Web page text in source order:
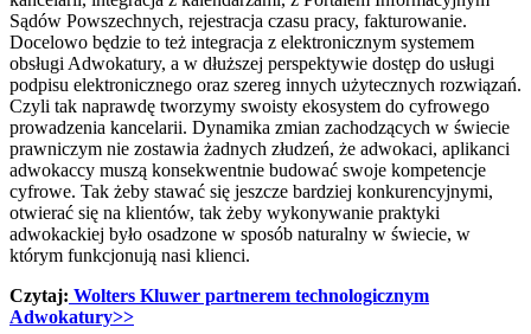
Sądów Powszechnych, rejestracja czasu pracy, fakturowanie.
Docelowo będzie to też integracja z elektronicznym systemem
obsługi Adwokatury, a w dłuższej perspektywie dostęp do usługi
podpisu elektronicznego oraz szereg innych użytecznych rozwiązań.
Czyli tak naprawdę tworzymy swoisty ekosystem do cyfrowego
prowadzenia kancelarii. Dynamika zmian zachodzących w świecie
prawniczym nie zostawia żadnych złudzeń, że adwokaci, aplikanci
adwokaccy muszą konsekwentnie budować swoje kompetencje
cyfrowe. Tak żeby stawać się jeszcze bardziej konkurencyjnymi,
otwierać się na klientów, tak żeby wykonywanie praktyki
adwokackiej było osadzone w sposób naturalny w świecie, w
którym funkcjonują nasi klienci.
Czytaj: Wolters Kluwer partnerem technologicznym
Adwokatury>>